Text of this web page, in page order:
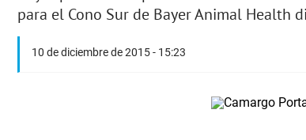
para el Cono Sur de Bayer Animal Health
10 de diciembre de 2015 - 15:23